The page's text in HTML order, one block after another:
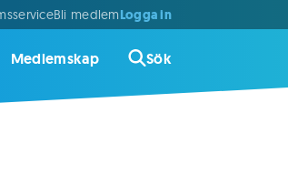
Bli medlemLogga in
Medlemskap Sök